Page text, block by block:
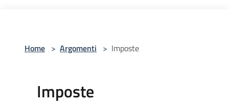
Home > Argomenti > Imposte
Imposte